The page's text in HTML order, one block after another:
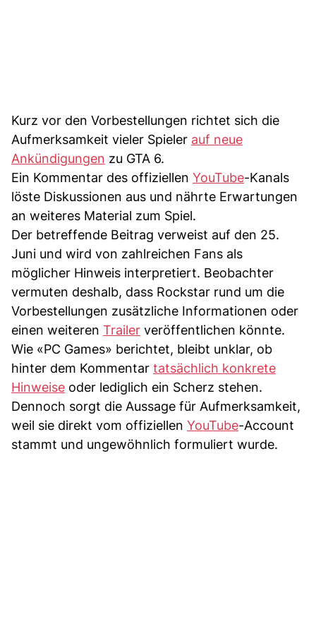
Kurz vor den Vorbestellungen richtet sich die
Aufmerksamkeit vieler Spieler auf neue
Ankündigungen zu GTA 6.
Ein Kommentar des offiziellen YouTube-Kanals
löste Diskussionen aus und nährte Erwartungen
an weiteres Material zum Spiel.
Der betreffende Beitrag verweist auf den 25.
Juni und wird von zahlreichen Fans als
möglicher Hinweis interpretiert. Beobachter
vermuten deshalb, dass Rockstar rund um die
Vorbestellungen zusätzliche Informationen oder
einen weiteren Trailer veröffentlichen könnte.
Wie «PC Games» berichtet, bleibt unklar, ob
hinter dem Kommentar tatsächlich konkrete
Hinweise oder lediglich ein Scherz stehen.
Dennoch sorgt die Aussage für Aufmerksamkeit,
weil sie direkt vom offiziellen YouTube-Account
stammt und ungewöhnlich formuliert wurde.